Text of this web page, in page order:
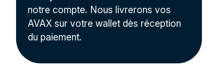
notre compte. Nous livrerons vos
AVAX sur votre wallet dès réception
du paiement.